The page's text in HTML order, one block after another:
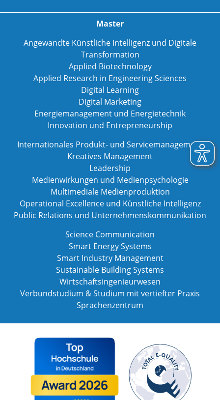
Master
Angewandte Künstliche Intelligenz und Digitale
Transformation
Applied Biotechnology
Applied Research in Engineering Sciences
Digital Learning
Digital Marketing
Energiemanagement und Energietechnik
Innovation und Entrepreneurship
Internationales Produkt- und Servicemanagement
Kreatives Management
Leadership
Medienwirkungen und Medienpsychologie
Multimediale Medienproduktion
Operational Excellence und Künstliche Intelligenz
Public Relations und Unternehmenskommunikation
Science Communication
Smart Energy Systems
Smart Industry Management
Sustainable Building Systems
Wirtschaftsingenieurwesen
Verbundstudium & Studium mit vertiefter Praxis
Sprachenzentrum